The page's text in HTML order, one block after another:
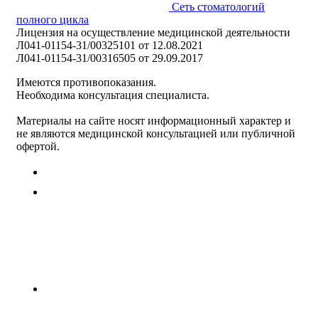
Сеть стоматологий
полного цикла
Лицензия на осуществление медицинской деятельности
Л041-01154-31/00325101 от 12.08.2021
Л041-01154-31/00316505 от 29.09.2017
Имеются противопоказания.
Необходима консультация специалиста.
Материалы на сайте носят информационный характер и
не являются медицинской консультацией или публичной
офертой.